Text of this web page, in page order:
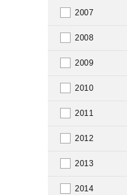
2007
2008
2009
2010
2011
2012
2013
2014